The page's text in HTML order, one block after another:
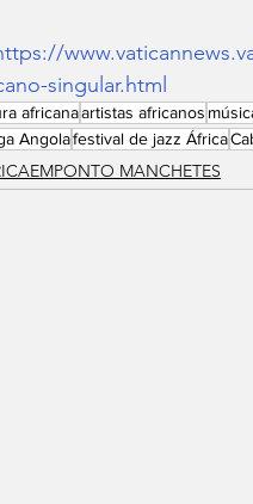
singular.html
africanaartistas africanos
Angolafestival de jazz África
MANCHETES